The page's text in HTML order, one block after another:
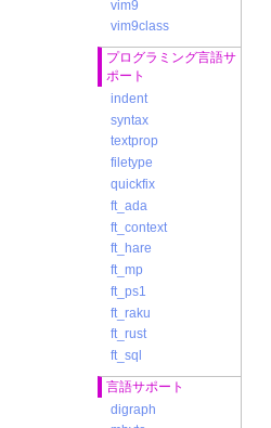
vim9
vim9class
プログラミング言語サ
ポート
indent
syntax
textprop
filetype
quickfix
ft_ada
ft_context
ft_hare
ft_mp
ft_ps1
ft_raku
ft_rust
ft_sql
言語サポート
digraph